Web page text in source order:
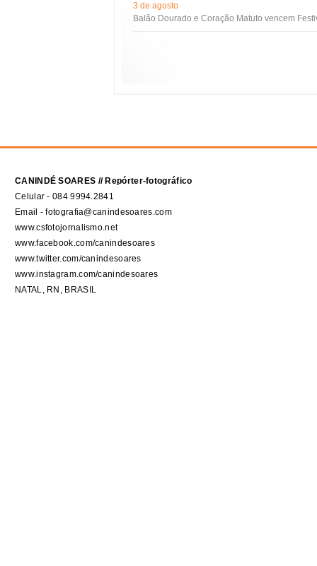
3 de agosto
Balão Dourado e Coração Matuto vencem
CANINDÉ SOARES // Repórter-fotográfico
Celular - 084 9994.2841
Email - fotografia@canindesoares.com
www.csfotojornalismo.net
www.facebook.com/canindesoares
www.twitter.com/canindesoares
www.instagram.com/canindesoares
NATAL, RN, BRASIL